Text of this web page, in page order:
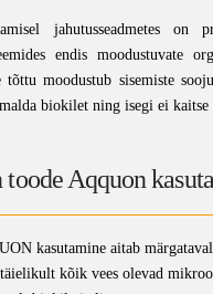
jahutusseadmetes
endis
tõttu moodustub sisemiste
biokilet ning isegi ei
Aqquon
kasutamine aitab
kõik vees olevad